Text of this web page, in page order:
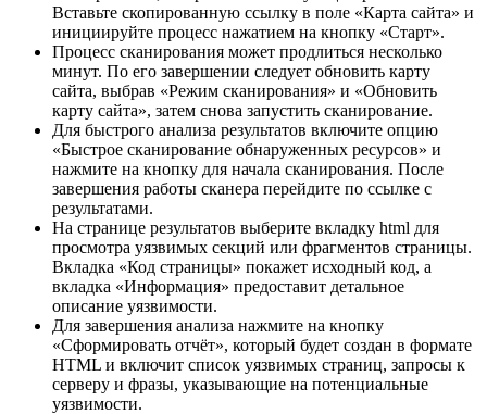
Вставьте скопированную ссылку в поле «Карта сайта» и
инициируйте процесс нажатием на кнопку «Старт».
Процесс сканирования может продлиться несколько
минут. По его завершении следует обновить карту
сайта, выбрав «Режим сканирования» и «Обновить
карту сайта», затем снова запустить сканирование.
Для быстрого анализа результатов включите опцию
«Быстрое сканирование обнаруженных ресурсов» и
нажмите на кнопку для начала сканирования. После
завершения работы сканера перейдите по ссылке с
результатами.
На странице результатов выберите вкладку html для
просмотра уязвимых секций или фрагментов страницы.
Вкладка «Код страницы» покажет исходный код, а
вкладка «Информация» предоставит детальное
описание уязвимости.
Для завершения анализа нажмите на кнопку
«Сформировать отчёт», который будет создан в формате
HTML и включит список уязвимых страниц, запросы к
серверу и фразы, указывающие на потенциальные
уязвимости.